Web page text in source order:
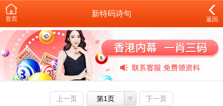
首页
新特码诗句
返回
上一页 第1页 下一页